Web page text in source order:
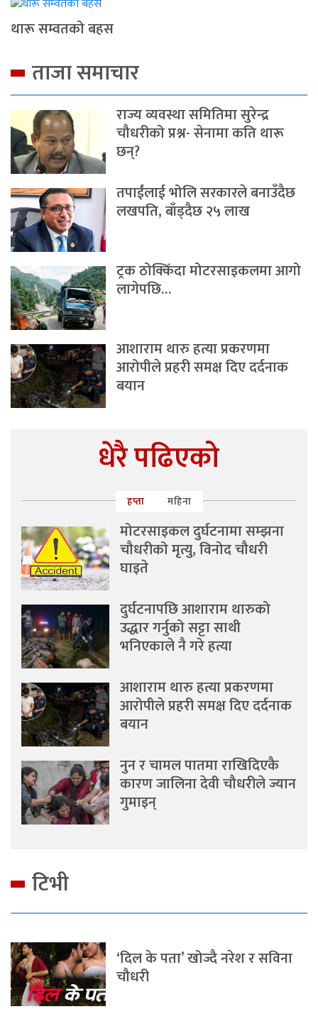
थारू सम्वतको बहस
ताजा समाचार
राज्य व्यवस्था समितिमा सुरेन्द्र
चौधरीको प्रश्न- सेनामा कति थारू
छन्?
तपाईंलाई भोलि सरकारले बनाउँदैछ
लखपति, बाँड्दैछ २५ लाख
ट्रक ठोक्किँदा मोटरसाइकलमा आगो
लागेपछि…
आशाराम थारु हत्या प्रकरणमा
आरोपीले प्रहरी समक्ष दिए दर्दनाक
बयान
धेरै पढिएको
हप्ता महिना
मोटरसाइकल दुर्घटनामा सम्झना
चौधरीको मृत्यु, विनोद चौधरी
घाइते
दुर्घटनापछि आशाराम थारुको
उद्धार गर्नुको सट्टा साथी
भनिएकाले नै गरे हत्या
आशाराम थारु हत्या प्रकरणमा
आरोपीले प्रहरी समक्ष दिए दर्दनाक
बयान
नुन र चामल पातमा राखिदिएकै
कारण जालिना देवी चौधरीले ज्यान
गुमाइन्
टिभी
‘दिल के पता’ खोज्दै नरेश र सविना
चौधरी